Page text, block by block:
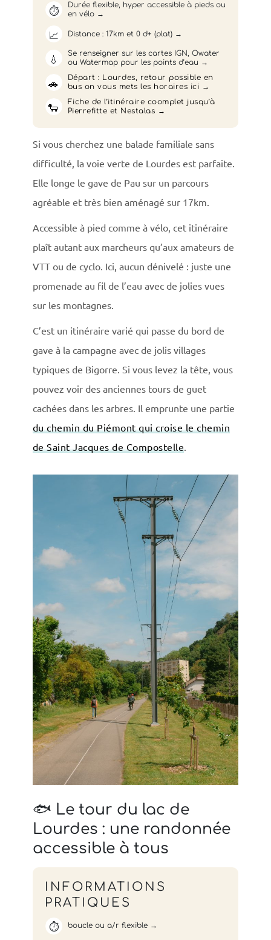
⏱️
Durée flexible, hyper accessible à pieds ou
en vélo
📈 Distance : 17km et 0 d+ (plat)
💧
Se renseigner sur les cartes IGN, Owater
ou Watermap pour les points d’eau
🚗
Départ : Lourdes, retour possible en
bus on vous mets les horaires ici
🐑
Fiche de l’itinéraire coomplet jusqu’à
Pierrefitte et Nestalas
Si vous cherchez une balade familiale sans
difficulté, la voie verte de Lourdes est parfaite.
Elle longe le gave de Pau sur un parcours
agréable et très bien aménagé sur 17km.
Accessible à pied comme à vélo, cet itinéraire
plaît autant aux marcheurs qu’aux amateurs de
VTT ou de cyclo. Ici, aucun dénivelé : juste une
promenade au fil de l’eau avec de jolies vues
sur les montagnes.
C’est un itinéraire varié qui passe du bord de
gave à la campagne avec de jolis villages
typiques de Bigorre. Si vous levez la tête, vous
pouvez voir des anciennes tours de guet
cachées dans les arbres. Il emprunte une partie
du chemin du Piémont qui croise le chemin
de Saint Jacques de Compostelle.
🐟 Le tour du lac de
Lourdes : une randonnée
accessible à tous
INFORMATIONS
PRATIQUES
⏱️ boucle ou a/r flexible